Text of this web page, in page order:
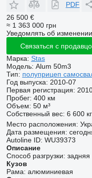
PDF
26 500 €
≈ 1 363 000 грн
Уведомлять об
Связаться с
Марка: Stas
Модель: Alum 50m3
Тип: полуприцеп
Год выпуска: 2010-07
Первая регистрация:
Пробег: 400 км
Объем: 50 м³
Собственный вес: 6 600 кг
Место расположения:
Дата размещения:
Autoline ID: WU39373
Описание
Способ разгрузки: задняя
Кузов
Рама: алюминиевая